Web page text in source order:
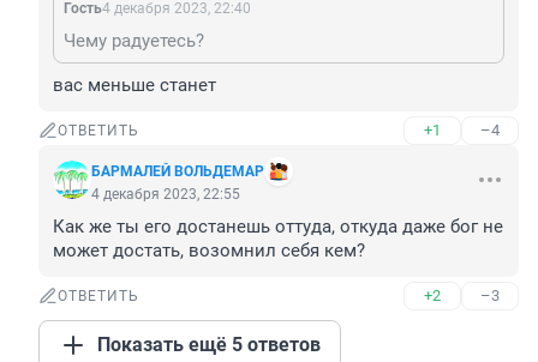
Гость4 декабря 2023, 22:40
Чему радуетесь?
вас меньше станет
ОТВЕТИТЬ +1 –4
БАРМАЛЕЙ ВОЛЬДЕМАР
4 декабря 2023, 22:55
Как же ты его достанешь оттуда, откуда даже бог не
может достать, возомнил себя кем?
ОТВЕТИТЬ +2 –3
Показать ещё 5 ответов